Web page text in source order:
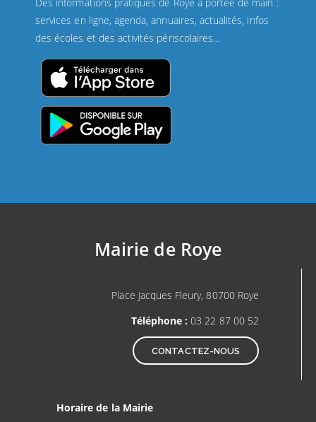
services en ligne, agenda, annuaires, actualités, infos
des écoles et des activités périscolaires…
Mairie de Roye
Place Jacques Fleury, 80700 Roye
Téléphone :03 22 87 00 52
CONTACTEZ-NOUS
Horaire de la Mairie